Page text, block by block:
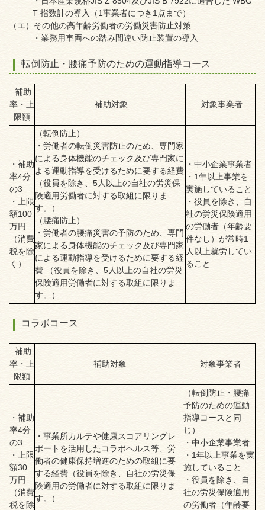
T 指数計の導入（1事業者につき1点まで）
（エ）その他の高年齢労働者の労働災害防止対策
・業務用車両への踏み間違い防止装置の導入
転倒防止・腰痛予防のための運動指導コース
補助
率・上
限額
補助対象 対象事業者
・補助
率4分
の3
・上限
額100
万円
（消費
税を除
く）
（転倒防止）
・労働者の転倒災害防止のため、専門家
による身体機能のチェック及び専門家に
よる運動指導を受けるために要する経費
（役員を除き、5人以上の自社の労災保
険適用労働者に対する取組に限りま
す。）
（腰痛防止）
・労働者の腰痛災害の予防のため、専門
家による身体機能のチェック及び専門家
による運動指導を受けるために要する経
費 （役員を除き、5人以上の自社の労災
保険適用労働者に対する取組に限りま
す。）
・中小企業事業者
・1年以上事業を
実施していること
・役員を除き、自
社の労災保険適用
の労働者（年齢要
件なし）が常時1
人以上就労してい
ること
コラボコース
補助
率・上
限額
補助対象 対象事業者
・補助
率4分
の3
・上限
額30
万円
（消費
税を除
・事業所カルテや健康スコアリングレ
ポートを活用したコラボヘルス等、労
働者の健康保持増進のための取組に要
する経費（役員を除き、自社の労災保
険適用の労働者に対する取組に限りま
す。）
（転倒防止・腰痛
予防のための運動
指導コースと同
じ）
・中小企業事業者
・1年以上事業を実
施していること
・役員を除き、自
社の労災保険適用
の労働者（年齢要